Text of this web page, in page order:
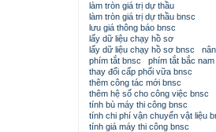
làm tròn giá trị dự thầu
làm tròn giá trị dự thầu bnsc
lưu giá thông báo bnsc
lấy dữ liệu chạy hồ sơ
lấy dữ liệu chạy hồ sơ bnsc
phím tắt bnsc
phím tắt bắc nam
thay đổi cấp phối vữa bnsc
thêm công tác mới bnsc
thêm hệ số cho công việc bnsc
tính bù máy thi công bnsc
tính chi phí vận chuyển vật liệu
tính giá máy thi công bnsc